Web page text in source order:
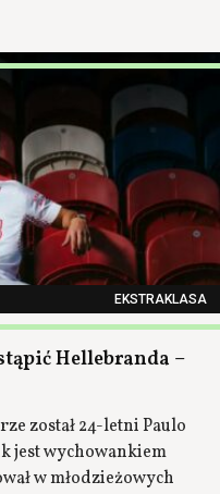
EKSTRAKLASA
Hellebranda –
został 24-letni Paulo
jest wychowankiem
w młodzieżowych